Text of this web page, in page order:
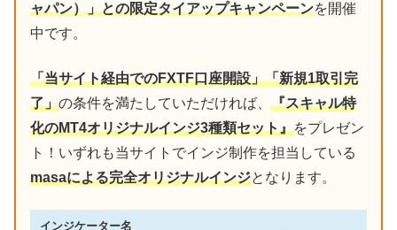
ャパン）」との限定タイアップキャンペーンを開催
中です。
「当サイト経由でのFXTF口座開設」「新規1取引完
了」の条件を満たしていただければ、 『スキャル特
化のMT4オリジナルインジ3種類セット』をプレゼン
ト！いずれも当サイトでインジ制作を担当している
masaによる完全オリジナルインジとなります。
インジケーター名